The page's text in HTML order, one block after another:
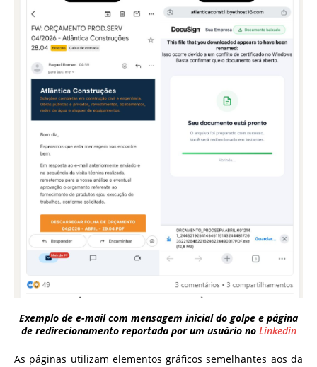
Exemplo de e-mail com mensagem inicial do golpe e página
de redirecionamento reportada por um usuário no Linkedin
As páginas utilizam elementos gráficos semelhantes aos da